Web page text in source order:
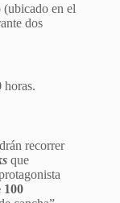
en el
dos
horas.
recorrer
que
100